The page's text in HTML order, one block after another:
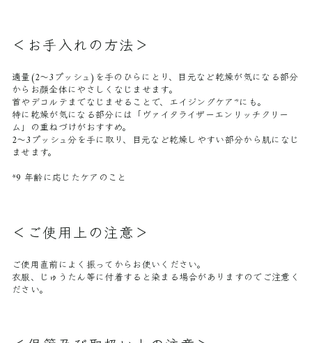
＜お手入れの方法＞
適量(2〜3プッシュ)を手のひらにとり、目元など乾燥が気になる部分
からお顔全体にやさしくなじませます。
首やデコルテまでなじませることで、エイジングケア *9 にも。
特に乾燥が気になる部分には「ヴァイタライザーエンリッチクリー
ム」の重ねづけがおすすめ。
2〜3プッシュ分を手に取り、目元など乾燥しやすい部分から肌になじ
ませます。
*9 年齢に応じたケアのこと
＜ご使用上の注意＞
ご使用直前によく振ってからお使いください。
衣服、じゅうたん等に付着すると染まる場合がありますのでご注意く
ださい。